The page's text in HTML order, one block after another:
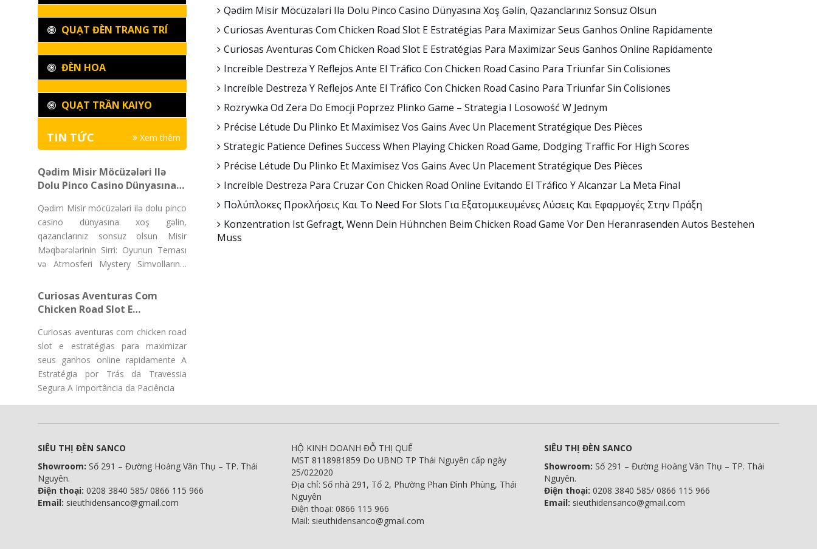
Qədim Misir Möcüzələri Ilə Dolu Pinco Casino Dünyasına Xoş Gəlin, Qazanclarınız Sonsuz Olsun
Curiosas Aventuras Com Chicken Road Slot E Estratégias Para Maximizar Seus Ganhos Online Rapidamente
Curiosas Aventuras Com Chicken Road Slot E Estratégias Para Maximizar Seus Ganhos Online Rapidamente
Increíble Destreza Y Reflejos Ante El Tráfico Con Chicken Road Casino Para Triunfar Sin Colisiones
Increíble Destreza Y Reflejos Ante El Tráfico Con Chicken Road Casino Para Triunfar Sin Colisiones
Rozrywka Od Zera Do Emocji Poprzez Plinko Game – Strategia I Losowość W Jednym
Précise Létude Du Plinko Et Maximisez Vos Gains Avec Un Placement Stratégique Des Pièces
Strategic Patience Defines Success When Playing Chicken Road Game, Dodging Traffic For High Scores
Précise Létude Du Plinko Et Maximisez Vos Gains Avec Un Placement Stratégique Des Pièces
Increíble Destreza Para Cruzar Con Chicken Road Online Evitando El Tráfico Y Alcanzar La Meta Final
Πολύπλοκες Προκλήσεις Και Το Need For Slots Για Εξατομικευμένες Λύσεις Και Εφαρμογές Στην Πράξη
Konzentration Ist Gefragt, Wenn Dein Hühnchen Beim Chicken Road Game Vor Den Heranrasenden Autos Bestehen
Muss
QUẠT ĐÈN TRANG TRÍ
ĐÈN HOA
QUẠT TRẦN KAIYO
TIN TỨC Xem thêm
Qədim Misir Möcüzələri Ilə
Dolu Pinco Casino Dünyasına
Sonsuz Olsun
Qədim Misir möcüzələri ilə dolu pinco
casino dünyasına xoş gəlin,
qazanclarınız sonsuz olsun Misir
Məqbərələrinin Sirri: Oyunun Teması
və Atmosferi Mystery Simvollarının
Curiosas Aventuras Com
Chicken Road Slot E
Seus Ganhos Online
Rapidamente
Curiosas aventuras com chicken road
slot e estratégias para maximizar
seus ganhos online rapidamente A
Estratégia por Trás da Travessia
Segura A Importância da Paciência
SIÊU THỊ ĐÈN SANCO
Showroom: Số 291 – Đường Hoàng Văn Thụ – TP. Thái
Nguyên.
Điện thoại: 0208 3840 585/ 0866 115 966
Email: sieuthidensanco@gmail.com
HỘ KINH DOANH ĐỖ THỊ QUẾ
MST 8118981859 Do UBND TP Thái Nguyên cấp ngày
25/022020
Địa chỉ: Số nhà 291, Tổ 2, Phường Phan Đình Phùng, Thái
Nguyên
Điện thoại: 0866 115 966
Mail: sieuthidensanco@gmail.com
SIÊU THỊ ĐÈN SANCO
Showroom:Số 291 – Đường Hoàng Văn Thụ – TP. Thái
Nguyên.
Điện thoại: 0208 3840 585/ 0866 115 966
Email: sieuthidensanco@gmail.com